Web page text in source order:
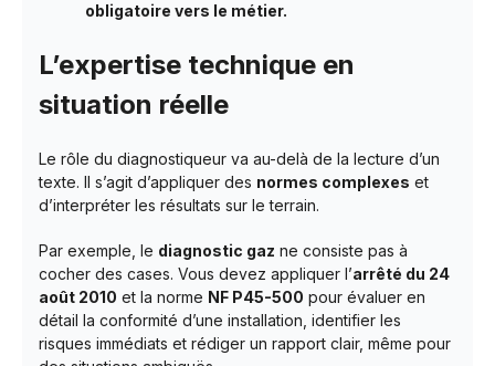
obligatoire vers le métier.
L’expertise technique en
situation réelle
Le rôle du diagnostiqueur va au-delà de la lecture d’un
texte. Il s’agit d’appliquer des normes complexes et
d’interpréter les résultats sur le terrain.
Par exemple, le diagnostic gaz ne consiste pas à
cocher des cases. Vous devez appliquer l’arrêté du 24
août 2010 et la norme NF P45-500 pour évaluer en
détail la conformité d’une installation, identifier les
risques immédiats et rédiger un rapport clair, même pour